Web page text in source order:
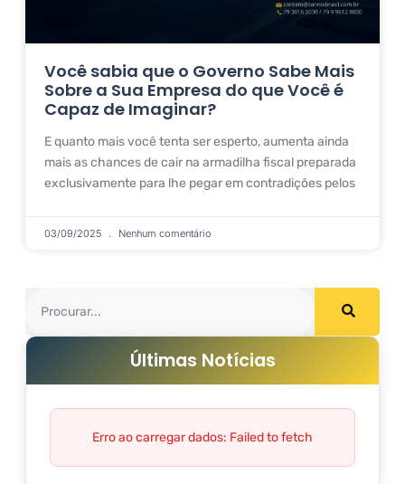
Você sabia que o Governo Sabe Mais
Sobre a Sua Empresa do que Você é
Capaz de Imaginar?
E quanto mais você tenta ser esperto, aumenta ainda
mais as chances de cair na armadilha fiscal preparada
exclusivamente para lhe pegar em contradições pelos
03/09/2025 Nenhum comentário
Últimas Notícias
Erro ao carregar dados: Failed to fetch